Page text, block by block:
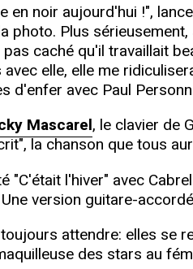
en noir aujourd'hui !", lance
photo. Plus
caché qu'il travaillait
avec elle, elle me
d'enfer avec Paul
Mascarel, le clavier de
la chanson que tous
"C'était l'hiver" avec
version guitare-
attendre: elles se
des stars au